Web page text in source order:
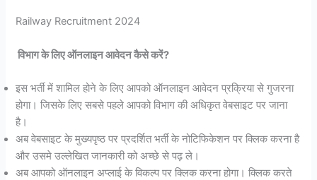
Railway Recruitment 2024
विभाग के लिए ऑनलाइन आवेदन कैसे करें?
इस भर्ती में शामिल होने के लिए आपको ऑनलाइन आवेदन प्रक्रिया से गुजरना
होगा। जिसके लिए सबसे पहले आपको विभाग की अधिकृत वेबसाइट पर जाना
है।
अब वेबसाइट के मुख्यपृष्ठ पर प्रदर्शित भर्ती के नोटिफिकेशन पर क्लिक करना है
और उसमे उल्लेखित जानकारी को अच्छे से पढ़ ले।
अब आपको ऑनलाइन अप्लाई के विकल्प पर क्लिक करना होगा। क्लिक करते